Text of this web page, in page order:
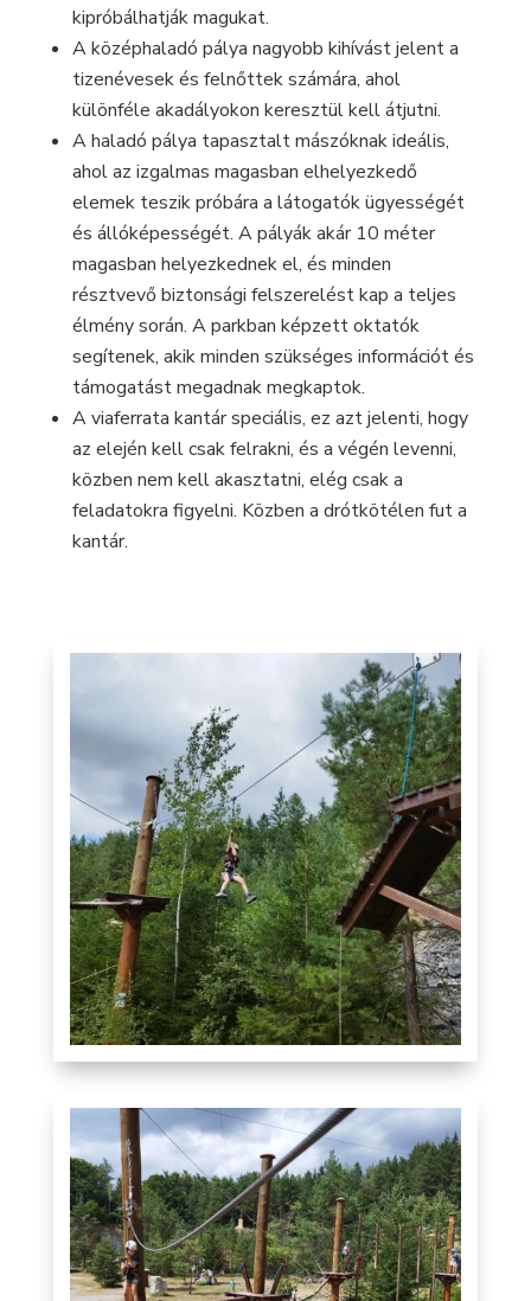
kipróbálhatják magukat.
A középhaladó pálya nagyobb kihívást jelent a
tizenévesek és felnőttek számára, ahol
különféle akadályokon keresztül kell átjutni.
A haladó pálya tapasztalt mászóknak ideális,
ahol az izgalmas magasban elhelyezkedő
elemek teszik próbára a látogatók ügyességét
és állóképességét. A pályák akár 10 méter
magasban helyezkednek el, és minden
résztvevő biztonsági felszerelést kap a teljes
élmény során. A parkban képzett oktatók
segítenek, akik minden szükséges információt és
támogatást megadnak megkaptok.
A viaferrata kantár speciális, ez azt jelenti, hogy
az elején kell csak felrakni, és a végén levenni,
közben nem kell akasztatni, elég csak a
feladatokra figyelni. Közben a drótkötélen fut a
kantár.